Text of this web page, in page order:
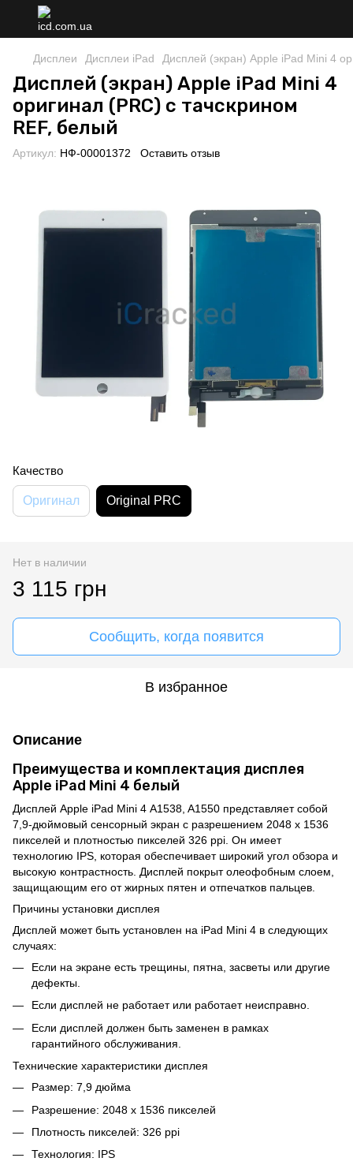
Дисплеи Дисплеи iPad Дисплей (экран) Apple iPad Mini 4
Дисплей (экран) Apple iPad Mini 4
оригинал (PRC) с тачскрином
REF, белый
Артикул: НФ-00001372 Оставить отзыв
Качество
Оригинал Original PRC
Нет в наличии
3 115 грн
Сообщить, когда появится
В избранное
Описание
Преимущества и комплектация дисплея
Apple iPad Mini 4 белый
Дисплей Apple iPad Mini 4 A1538, A1550 представляет собой
7,9-дюймовый сенсорный экран с разрешением 2048 x 1536
пикселей и плотностью пикселей 326 ppi. Он имеет
технологию IPS, которая обеспечивает широкий угол обзора и
высокую контрастность. Дисплей покрыт олеофобным слоем,
защищающим его от жирных пятен и отпечатков пальцев.
Причины установки дисплея
Дисплей может быть установлен на iPad Mini 4 в следующих
случаях:
Если на экране есть трещины, пятна, засветы или другие
дефекты.
Если дисплей не работает или работает неисправно.
Если дисплей должен быть заменен в рамках
гарантийного обслуживания.
Технические характеристики дисплея
Размер: 7,9 дюйма
Разрешение: 2048 x 1536 пикселей
Плотность пикселей: 326 ppi
Технология: IPS